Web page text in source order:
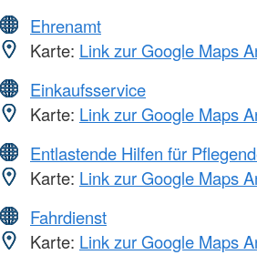
Ehrenamt
Karte: Link zur Google Maps
Einkaufsservice
Karte: Link zur Google Maps
Entlastende Hilfen für
Karte: Link zur Google Maps
Fahrdienst
Karte: Link zur Google Maps